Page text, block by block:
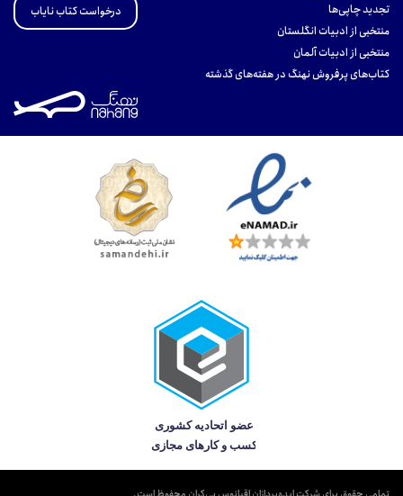
تجدید چاپی‌ها
منتخبی از ادبیات انگلستان
منتخبی از ادبیات آلمان
کتاب‌های پرفروش نهنگ در هفته‌های گذشته
درخواست کتاب نایاب